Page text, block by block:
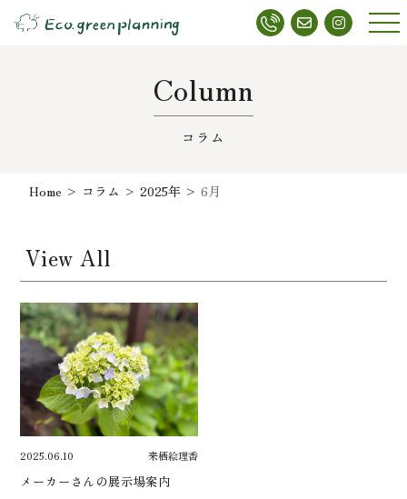
メニ
Column
コラム
Home > コラム >2025年 >6月
View All
2025.06.10 来栖絵理香
メーカーさんの展示場案内